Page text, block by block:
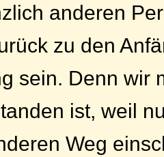
anderen
zu den
sein. Denn wir
ist, weil
Weg